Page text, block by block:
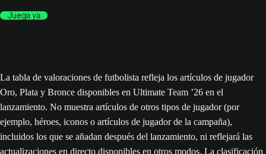
Juega ya
La tabla de valoraciones de futbolista refleja los artículos de jugador
Oro, Plata y Bronce disponibles en Ultimate Team ’26 en el
lanzamiento. No muestra artículos de otros tipos de jugador (por
ejemplo, héroes, iconos o artículos de jugador de la campaña),
incluidos los que se añadan después del lanzamiento, ni reflejará las
actualizaciones en directo disponibles en otros modos. La clasificación